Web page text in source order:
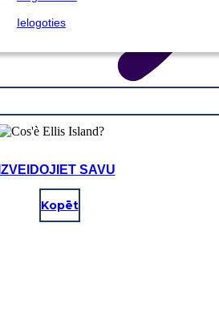
Ielogoties
IZVEIDOJIET SAVU
Kopēt